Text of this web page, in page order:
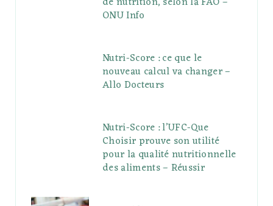
ONU Info
Nutri-Score : ce que le
nouveau calcul va changer –
Allo Docteurs
Nutri-Score : l’UFC-Que
Choisir prouve son utilité
pour la qualité nutritionnelle
des aliments – Réussir